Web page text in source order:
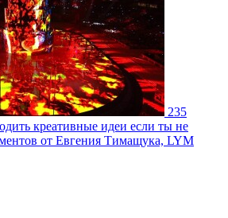
235
креативные идеи если ты не
от Евгения Тимащука, LYM